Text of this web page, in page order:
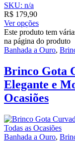
SKU: n/a
R$ 179,90
Ver opções
Este produto tem
na página do produto
Banhada a Ouro,
Brinco Gota
Elegante e
Ocasiões
Banhada a Ouro,